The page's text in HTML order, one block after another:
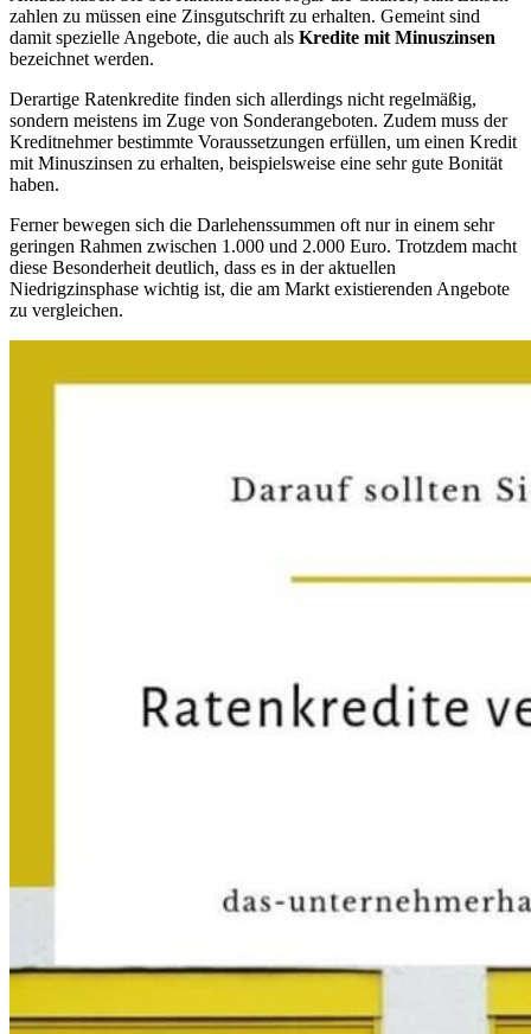
zahlen zu müssen eine Zinsgutschrift zu erhalten. Gemeint sind
damit spezielle Angebote, die auch als Kredite mit Minuszinsen
bezeichnet werden.
Derartige Ratenkredite finden sich allerdings nicht regelmäßig,
sondern meistens im Zuge von Sonderangeboten. Zudem muss der
Kreditnehmer bestimmte Voraussetzungen erfüllen, um einen Kredit
mit Minuszinsen zu erhalten, beispielsweise eine sehr gute Bonität
haben.
Ferner bewegen sich die Darlehenssummen oft nur in einem sehr
geringen Rahmen zwischen 1.000 und 2.000 Euro. Trotzdem macht
diese Besonderheit deutlich, dass es in der aktuellen
Niedrigzinsphase wichtig ist, die am Markt existierenden Angebote
zu vergleichen.